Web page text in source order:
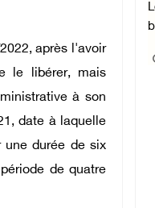
après l'avoir
le libérer, mais
à son
date à laquelle
une durée de six
de quatre